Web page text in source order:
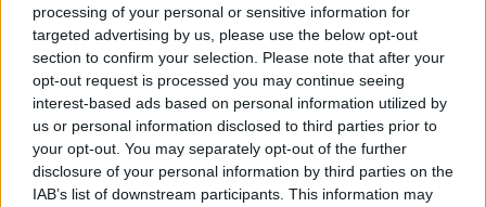
processing of your personal or sensitive information for
targeted advertising by us, please use the below opt-out
section to confirm your selection. Please note that after your
opt-out request is processed you may continue seeing
interest-based ads based on personal information utilized by
us or personal information disclosed to third parties prior to
your opt-out. You may separately opt-out of the further
disclosure of your personal information by third parties on the
IAB’s list of downstream participants. This information may